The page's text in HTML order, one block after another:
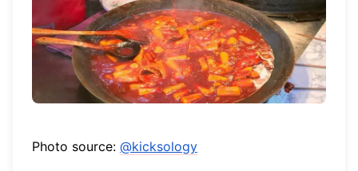
Photo source: @kicksology